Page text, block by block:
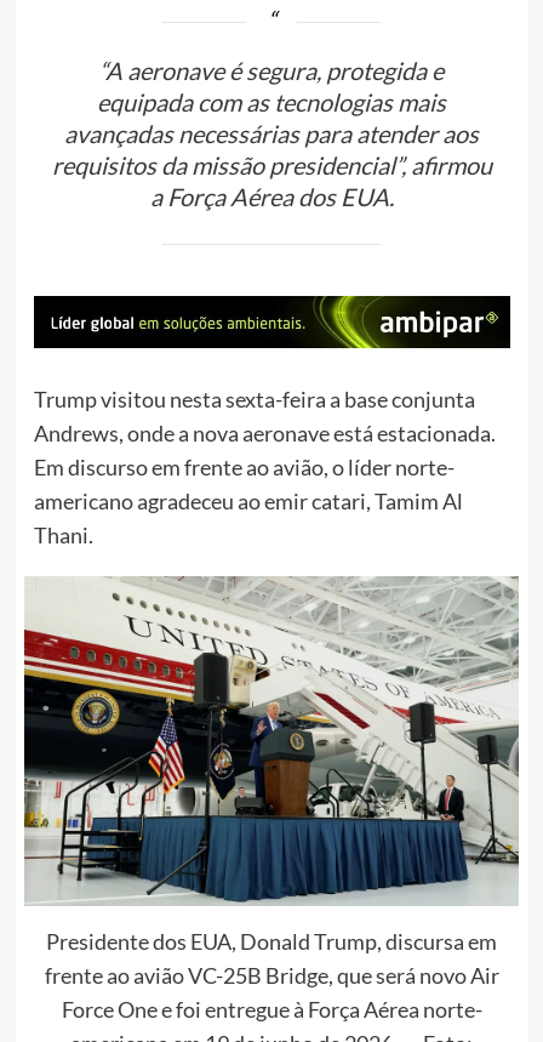
“A aeronave é segura, protegida e
equipada com as tecnologias mais
avançadas necessárias para atender aos
requisitos da missão presidencial”, afirmou
a Força Aérea dos EUA.
Trump visitou nesta sexta-feira a base conjunta
Andrews, onde a nova aeronave está estacionada.
Em discurso em frente ao avião, o líder norte-
americano agradeceu ao emir catari, Tamim Al
Thani.
Presidente dos EUA, Donald Trump, discursa em
frente ao avião VC-25B Bridge, que será novo Air
Force One e foi entregue à Força Aérea norte-